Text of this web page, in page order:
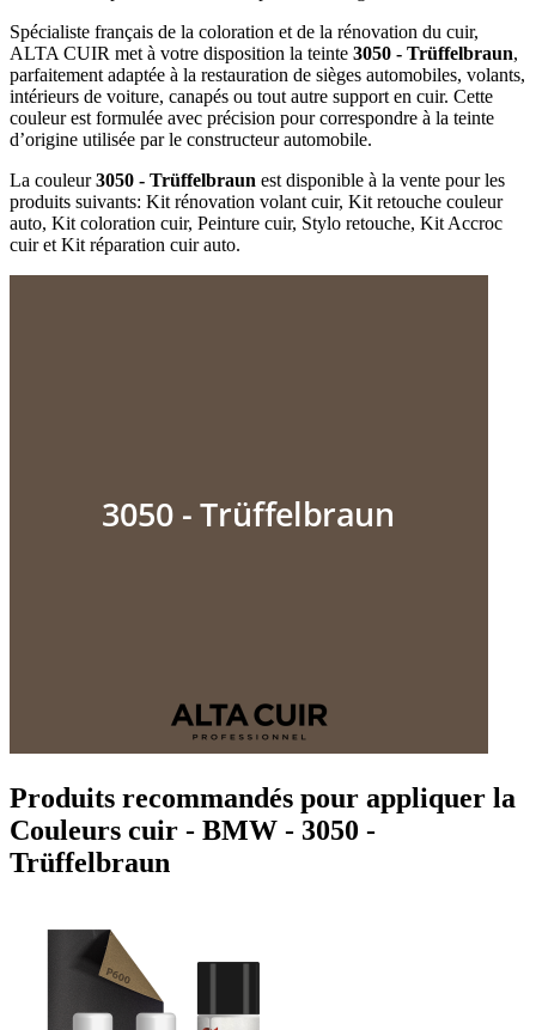
Spécialiste français de la coloration et de la rénovation du cuir,
ALTA CUIR met à votre disposition la teinte 3050 - Trüffelbraun,
parfaitement adaptée à la restauration de sièges automobiles, volants,
intérieurs de voiture, canapés ou tout autre support en cuir. Cette
couleur est formulée avec précision pour correspondre à la teinte
d’origine utilisée par le constructeur automobile.
La couleur3050 - Trüffelbraun est disponible à la vente pour les
produits suivants: Kit rénovation volant cuir, Kit retouche couleur
auto, Kit coloration cuir, Peinture cuir, Stylo retouche, Kit Accroc
cuir et Kit réparation cuir auto.
Produits recommandés pour appliquer la
Couleurs cuir - BMW - 3050 -
Trüffelbraun